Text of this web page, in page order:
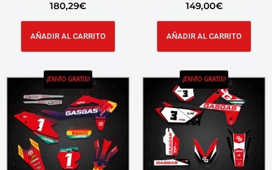
180,29€
AÑADIR AL CARRITO
149,00€
AÑADIR AL CARRITO
¡ENVÍO GRATIS! ¡ENVÍO GRATIS!